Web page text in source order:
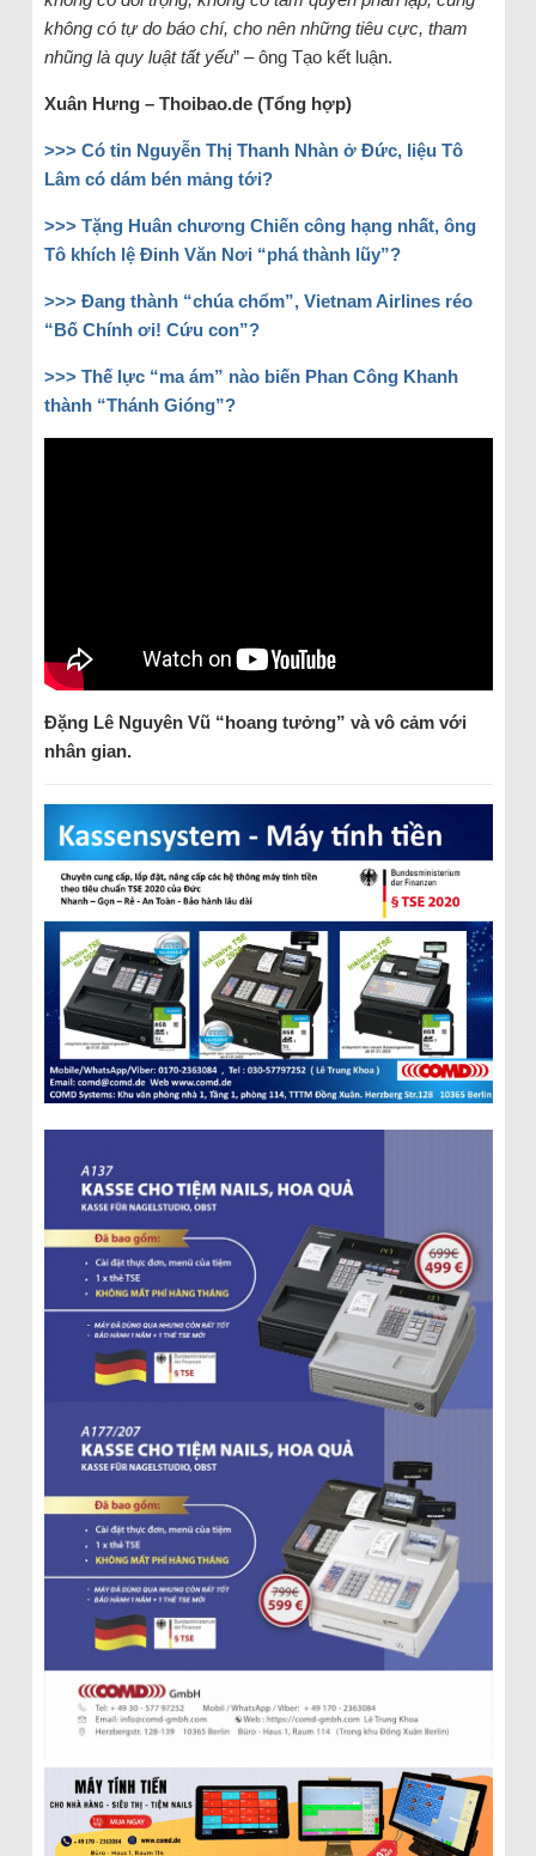
không có tự do báo chí, cho nên những tiêu cực, tham
nhũng là quy luật tất yếu” – ông Tạo kết luận.
Xuân Hưng – Thoibao.de (Tổng hợp)
>>> Có tin Nguyễn Thị Thanh Nhàn ở Đức, liệu Tô
Lâm có dám bén mảng tới?
>>> Tặng Huân chương Chiến công hạng nhất, ông
Tô khích lệ Đinh Văn Nơi “phá thành lũy”?
>>> Đang thành “chúa chổm”, Vietnam Airlines réo
“Bố Chính ơi! Cứu con”?
>>> Thế lực “ma ám” nào biến Phan Công Khanh
thành “Thánh Gióng”?
Đặng Lê Nguyên Vũ “hoang tưởng” và vô cảm với
nhân gian.